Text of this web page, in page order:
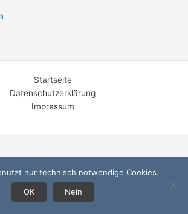
Startseite
Datenschutzerklärung
Impressum
nur technisch notwendige Cookies.
OK
Nein